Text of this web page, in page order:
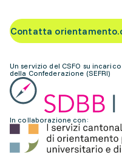
Contatta
Un servizio del CSFO su
della Confederazione (SEFRI)
In collaborazione con: